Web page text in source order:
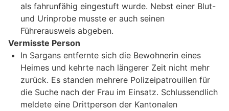
als fahrunfähig eingestuft wurde. Nebst einer Blut-
und Urinprobe musste er auch seinen
Führerausweis abgeben.
Vermisste Person
In Sargans entfernte sich die Bewohnerin eines
Heimes und kehrte nach längerer Zeit nicht mehr
zurück. Es standen mehrere Polizeipatrouillen für
die Suche nach der Frau im Einsatz. Schlussendlich
meldete eine Drittperson der Kantonalen